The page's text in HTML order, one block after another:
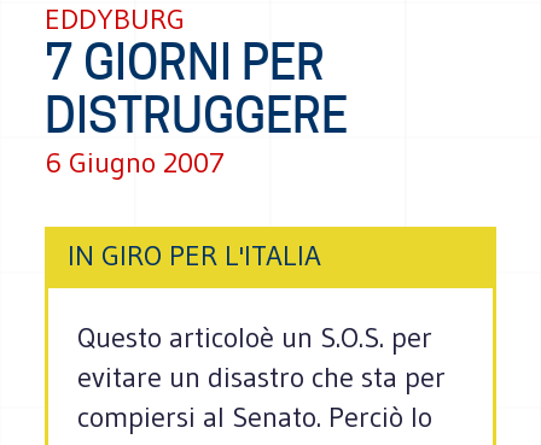
EDDYBURG
7 GIORNI PER
DISTRUGGERE
6 Giugno 2007
IN GIRO PER L'ITALIA
Questo articoloè un S.O.S. per
evitare un disastro che sta per
compiersi al Senato. Perciò lo